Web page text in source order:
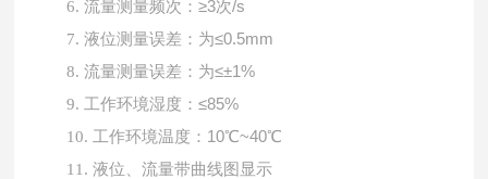
6.流量测量频次：≥3次/s
7.液位测量误差：为≤0.5mm
8.流量测量误差：为≤±1%
9. 工作环境湿度：≤85%
10. 工作环境温度： 10℃~40℃
11.液位、流量带曲线图显示